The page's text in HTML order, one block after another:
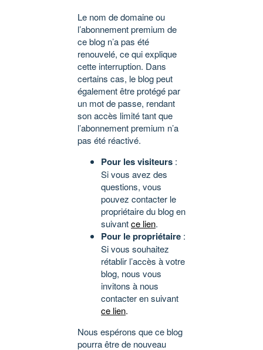
Le nom de domaine ou
l’abonnement premium de
ce blog n’a pas été
renouvelé, ce qui explique
cette interruption. Dans
certains cas, le blog peut
également être protégé par
un mot de passe, rendant
son accès limité tant que
l’abonnement premium n’a
pas été réactivé.
Pour les visiteurs :
Si vous avez des
questions, vous
pouvez contacter le
propriétaire du blog en
suivantce lien.
Pour le propriétaire :
Si vous souhaitez
rétablir l’accès à votre
blog, nous vous
invitons à nous
contacter en suivant
ce lien.
Nous espérons que ce blog
pourra être de nouveau